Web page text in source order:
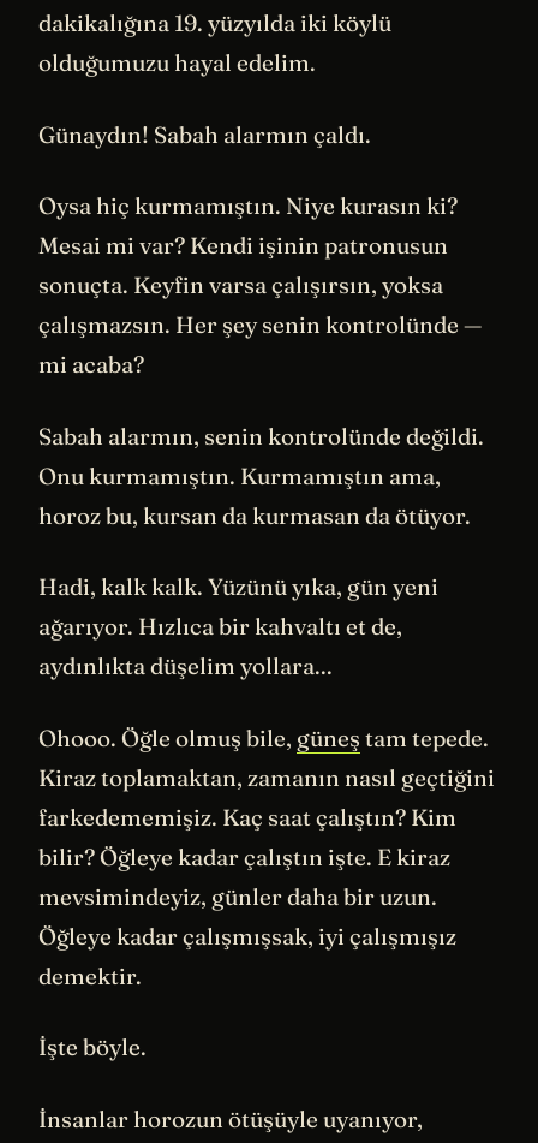
dakikalığına 19. yüzyılda iki köylü
olduğumuzu hayal edelim.
Günaydın! Sabah alarmın çaldı.
Oysa hiç kurmamıştın. Niye kurasın ki?
Mesai mi var? Kendi işinin patronusun
sonuçta. Keyfin varsa çalışırsın, yoksa
çalışmazsın. Her şey senin kontrolünde —
mi acaba?
Sabah alarmın, senin kontrolünde değildi.
Onu kurmamıştın. Kurmamıştın ama,
horoz bu, kursan da kurmasan da ötüyor.
Hadi, kalk kalk. Yüzünü yıka, gün yeni
ağarıyor. Hızlıca bir kahvaltı et de,
aydınlıkta düşelim yollara...
Ohooo. Öğle olmuş bile, güneş tam tepede.
Kiraz toplamaktan, zamanın nasıl geçtiğini
farkedememişiz. Kaç saat çalıştın? Kim
bilir? Öğleye kadar çalıştın işte. E kiraz
mevsimindeyiz, günler daha bir uzun.
Öğleye kadar çalışmışsak, iyi çalışmışız
demektir.
İşte böyle.
İnsanlar horozun ötüşüyle uyanıyor,